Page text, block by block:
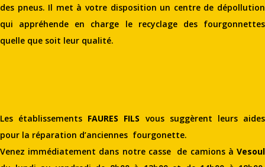
des pneus. Il met à votre disposition un centre de dépollution
qui appréhende en charge le recyclage des fourgonnettes
quelle que soit leur qualité.
Les établissements FAURES FILS vous suggèrent leurs aides
pour la réparation d’anciennes fourgonette.
Venez immédiatement dans notre casse de camions à Vesoul